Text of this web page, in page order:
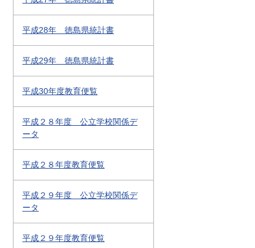
平成28年 徳島県統計書
平成29年 徳島県統計書
平成30年度教育便覧
平成２８年度 公立学校関係デ
ータ
平成２８年度教育便覧
平成２９年度 公立学校関係デ
ータ
平成２９年度教育便覧